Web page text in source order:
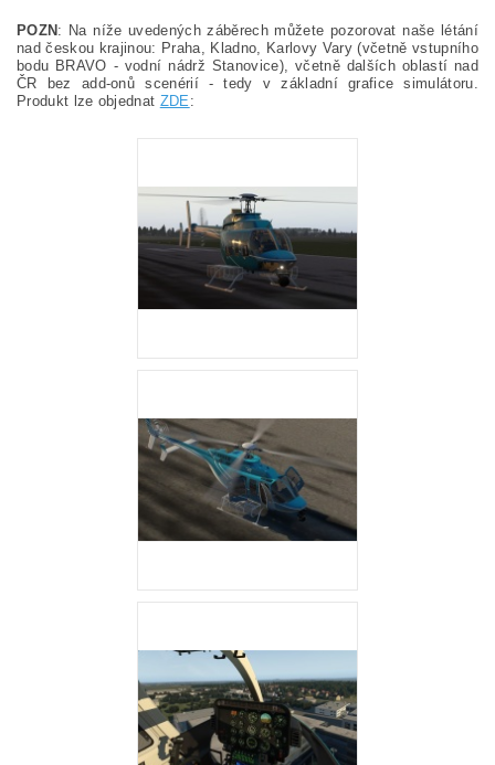
POZN: Na níže uvedených záběrech můžete pozorovat naše létání
nad českou krajinou: Praha, Kladno, Karlovy Vary (včetně vstupního
bodu BRAVO - vodní nádrž Stanovice), včetně dalších oblastí nad
ČR bez add-onů scenérií - tedy v základní grafice simulátoru.
Produkt lze objednat ZDE :